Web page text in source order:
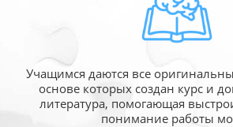
Учащимся даются все
основе которых создан курс и
литература, помогающая
понимание работы